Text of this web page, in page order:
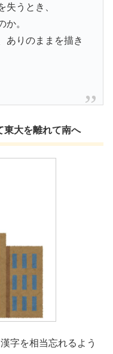
失うとき、
か。
ありのままを描き
大を離れて南へ
字を相当忘れるよう